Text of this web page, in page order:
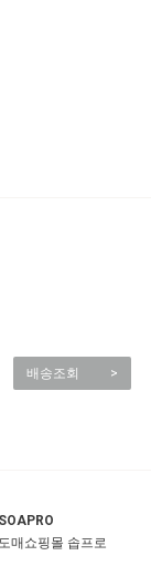
배송조회 >
SOAPRO
도매쇼핑몰 솝프로